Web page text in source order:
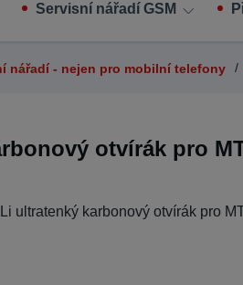
Servisní nářadí GSM
nářadí - nejen pro mobilní telefony
otvírák pro